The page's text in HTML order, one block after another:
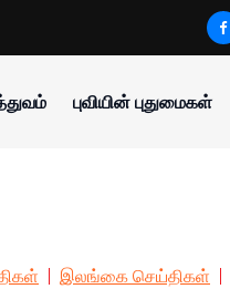
புவியின் புதுமைகள்
இலங்கை செய்திகள்